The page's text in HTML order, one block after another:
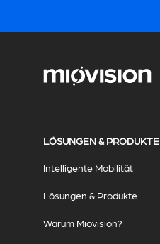
LÖSUNGEN & PRODUKTE
Intelligente Mobilität
Lösungen & Produkte
Warum Miovision?